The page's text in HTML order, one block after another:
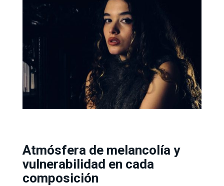
Atmósfera de melancolía y
vulnerabilidad en cada
composición